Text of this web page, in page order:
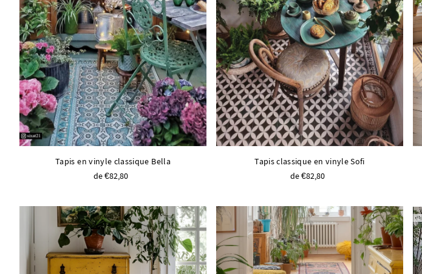
Tapis en vinyle classique Bella
de €82,80
Tapis classique en vinyle Sofi
de €82,80